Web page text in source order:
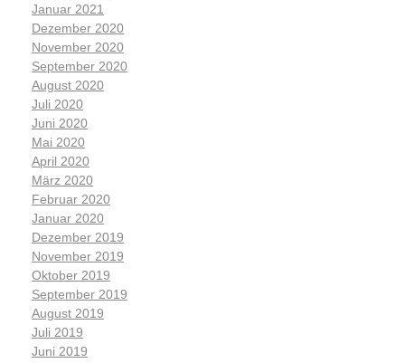
Januar 2021
Dezember 2020
November 2020
September 2020
August 2020
Juli 2020
Juni 2020
Mai 2020
April 2020
März 2020
Februar 2020
Januar 2020
Dezember 2019
November 2019
Oktober 2019
September 2019
August 2019
Juli 2019
Juni 2019